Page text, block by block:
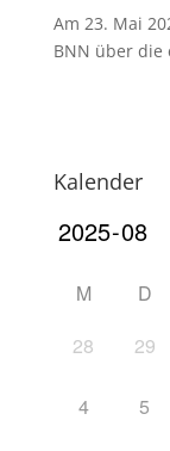
Am 23. Mai
BNN über die
Kalender
M D
28
29
4 5